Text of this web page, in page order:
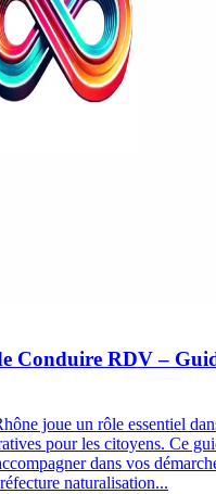
Conduire RDV –
joue un rôle essentiel
pour les citoyens. Ce
dans vos
naturalisation...